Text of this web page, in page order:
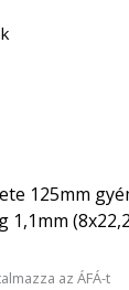
125mm
az ÁFÁ-t